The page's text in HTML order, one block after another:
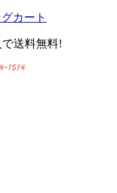
カート
送料無料!